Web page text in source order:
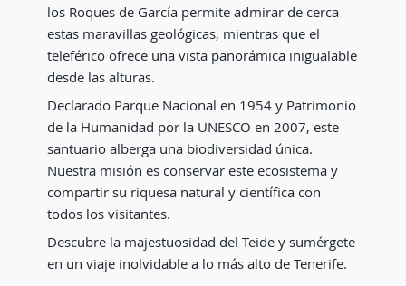
los Roques de García permite admirar de cerca
estas maravillas geológicas, mientras que el
teleférico ofrece una vista panorámica inigualable
desde las alturas.
Declarado Parque Nacional en 1954 y Patrimonio
de la Humanidad por la UNESCO en 2007, este
santuario alberga una biodiversidad única.
Nuestra misión es conservar este ecosistema y
compartir su riquesa natural y científica con
todos los visitantes.
Descubre la majestuosidad del Teide y sumérgete
en un viaje inolvidable a lo más alto de Tenerife.